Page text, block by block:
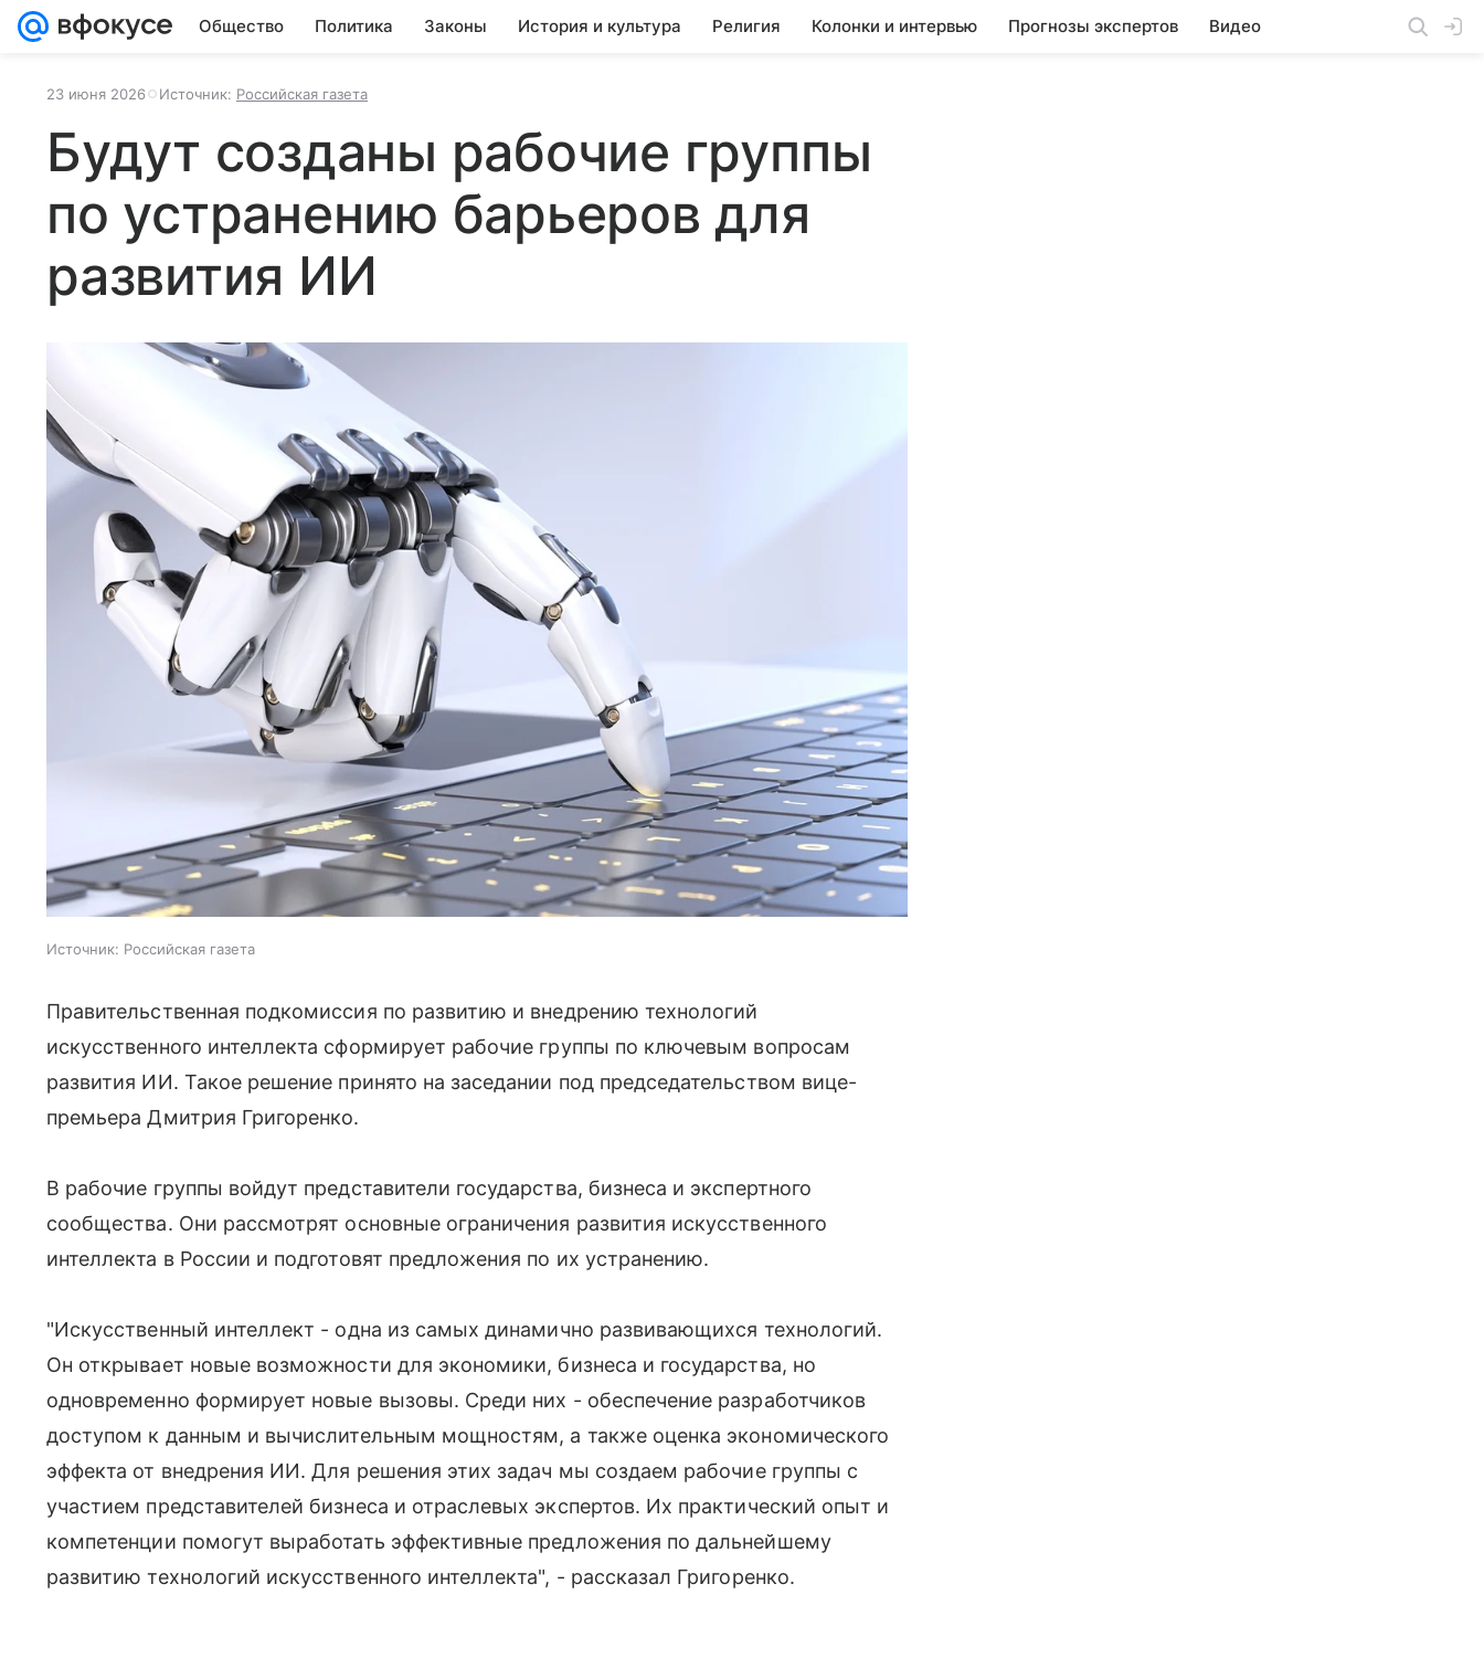
Общество Политика Законы История и культура Религия Колонки и интервью Прогнозы экспертов Видео
23 июня 2026 Источник: Российская газета
Будут созданы рабочие группы
по устранению барьеров для
развития ИИ
Источник: Российская газета
Правительственная подкомиссия по развитию и внедрению технологий
искусственного интеллекта сформирует рабочие группы по ключевым вопросам
развития ИИ. Такое решение принято на заседании под председательством вице-
премьера Дмитрия Григоренко.
В рабочие группы войдут представители государства, бизнеса и экспертного
сообщества. Они рассмотрят основные ограничения развития искусственного
интеллекта в России и подготовят предложения по их устранению.
"Искусственный интеллект - одна из самых динамично развивающихся технологий.
Он открывает новые возможности для экономики, бизнеса и государства, но
одновременно формирует новые вызовы. Среди них - обеспечение разработчиков
доступом к данным и вычислительным мощностям, а также оценка экономического
эффекта от внедрения ИИ. Для решения этих задач мы создаем рабочие группы с
участием представителей бизнеса и отраслевых экспертов. Их практический опыт и
компетенции помогут выработать эффективные предложения по дальнейшему
развитию технологий искусственного интеллекта", - рассказал Григоренко.